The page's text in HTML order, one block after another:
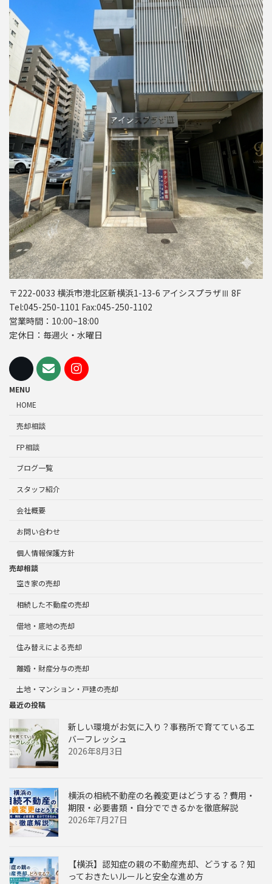
〒222-0033 横浜市港北区新横浜1-13-6 アイシスプラザⅢ 8F
Tel:045-250-1101 Fax:045-250-1102
営業時間：10:00~18:00
定休日：毎週火・水曜日
MENU
HOME
売却相談
FP相談
ブログ一覧
スタッフ紹介
会社概要
お問い合わせ
個人情報保護方針
売却相談
空き家の売却
相続した不動産の売却
借地・底地の売却
住み替えによる売却
離婚・財産分与の売却
土地・マンション・戸建の売却
最近の投稿
新しい環境がお気に入り？事務所で育てているエ
バーフレッシュ
2026年8月3日
横浜の相続不動産の名義変更はどうする？費用・
期限・必要書類・自分でできるかを徹底解説
2026年7月27日
【横浜】認知症の親の不動産売却、どうする？知
っておきたいルールと安全な進め方